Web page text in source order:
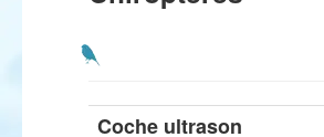
Coche ultrason